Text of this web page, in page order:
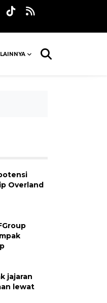
LAINNYA
Overland
jajaran
lewat